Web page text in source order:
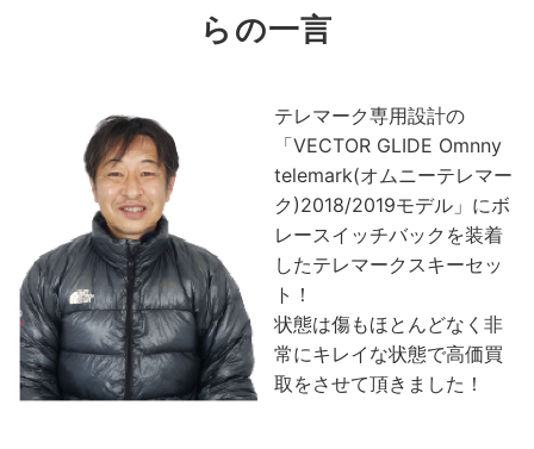
らの一言
テレマーク専用設計の
「VECTOR GLIDE Omnny
telemark(オムニーテレマー
ク)2018/2019モデル」にボ
レースイッチバックを装着
したテレマークスキーセッ
ト！
状態は傷もほとんどなく非
常にキレイな状態で高価買
取をさせて頂きました！